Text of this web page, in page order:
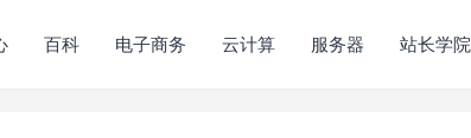
百科 电子商务 云计算 服务器 站长学院